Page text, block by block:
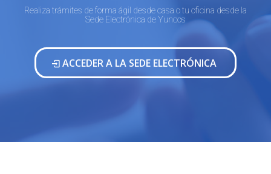
Realiza trámites de forma ágil desde casa o tu oficina desde la
Sede Electrónica de Yuncos
ACCEDER A LA SEDE ELECTRÓNICA